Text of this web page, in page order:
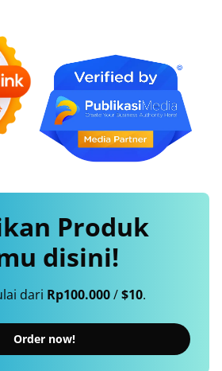
Produk
disini!
dari Rp100.000/$10.
Order now!